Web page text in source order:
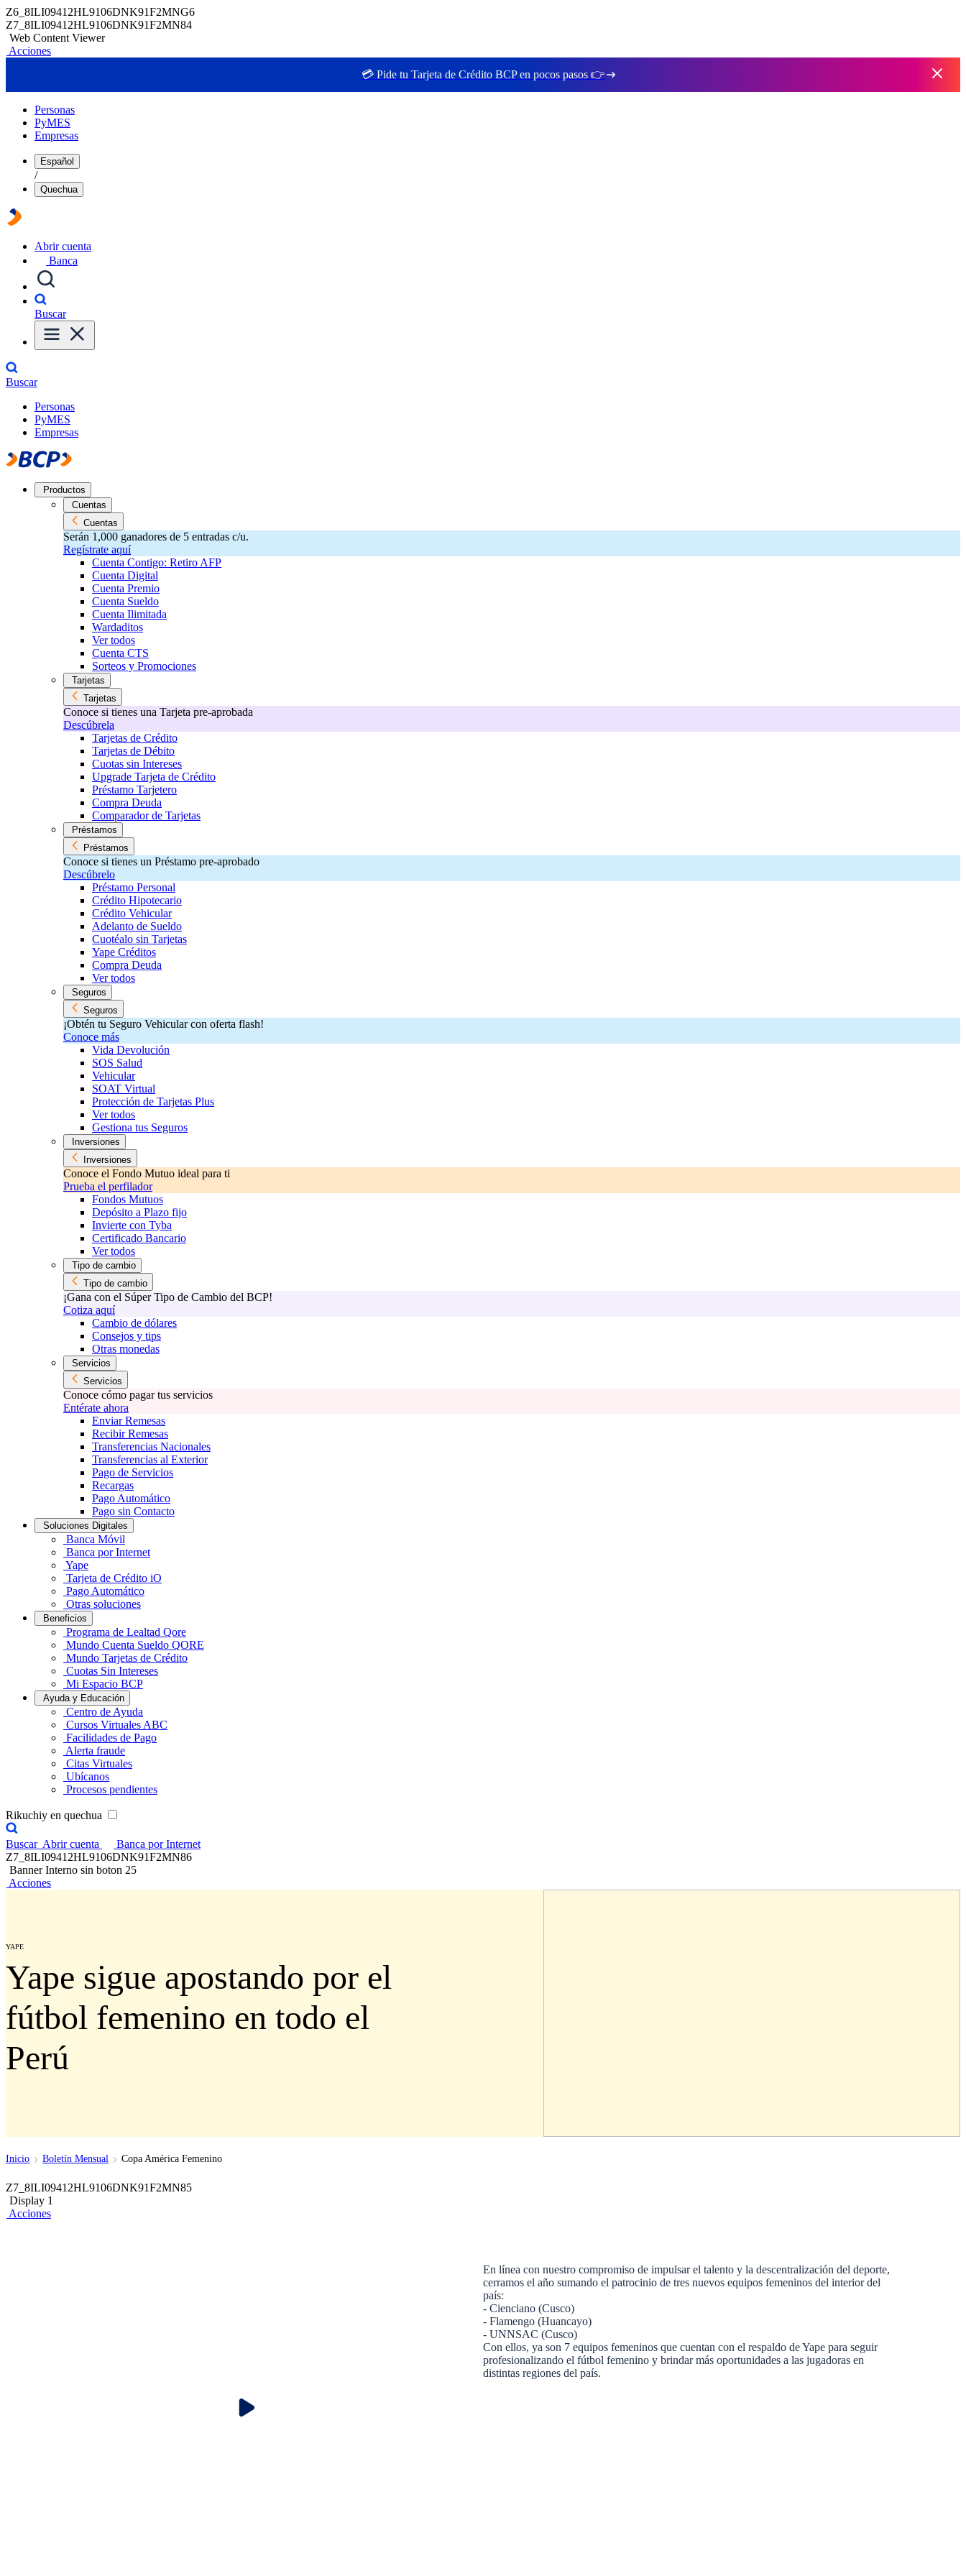
Z6_8ILI09412HL9106DNK91F2MNG6
Z7_8ILI09412HL9106DNK91F2MN84
Web Content Viewer
Acciones
💳 Pide tu Tarjeta de Crédito BCP en pocos pasos 👉
Personas
PyMES
Empresas
Español
/
Quechua
Abrir cuenta
Banca
Buscar
Buscar
Personas
PyMES
Empresas
Productos
Cuentas
Cuentas
Serán 1,000 ganadores de 5 entradas c/u.
Regístrate aquí
Cuenta Contigo: Retiro AFP
Cuenta Digital
Cuenta Premio
Cuenta Sueldo
Cuenta Ilimitada
Wardaditos
Ver todos
Cuenta CTS
Sorteos y Promociones
Tarjetas
Tarjetas
Conoce si tienes una Tarjeta pre-aprobada
Descúbrela
Tarjetas de Crédito
Tarjetas de Débito
Cuotas sin Intereses
Upgrade Tarjeta de Crédito
Préstamo Tarjetero
Compra Deuda
Comparador de Tarjetas
Préstamos
Préstamos
Conoce si tienes un Préstamo pre-aprobado
Descúbrelo
Préstamo Personal
Crédito Hipotecario
Crédito Vehicular
Adelanto de Sueldo
Cuotéalo sin Tarjetas
Yape Créditos
Compra Deuda
Ver todos
Seguros
Seguros
¡Obtén tu Seguro Vehicular con oferta flash!
Conoce más
Vida Devolución
SOS Salud
Vehicular
SOAT Virtual
Protección de Tarjetas Plus
Ver todos
Gestiona tus Seguros
Inversiones
Inversiones
Conoce el Fondo Mutuo ideal para ti
Prueba el perfilador
Fondos Mutuos
Depósito a Plazo fijo
Invierte con Tyba
Certificado Bancario
Ver todos
Tipo de cambio
Tipo de cambio
¡Gana con el Súper Tipo de Cambio del BCP!
Cotiza aquí
Cambio de dólares
Consejos y tips
Otras monedas
Servicios
Servicios
Conoce cómo pagar tus servicios
Entérate ahora
Enviar Remesas
Recibir Remesas
Transferencias Nacionales
Transferencias al Exterior
Pago de Servicios
Recargas
Pago Automático
Pago sin Contacto
Soluciones Digitales
Banca Móvil
Banca por Internet
Yape
Tarjeta de Crédito iO
Pago Automático
Otras soluciones
Beneficios
Programa de Lealtad Qore
Mundo Cuenta Sueldo QORE
Mundo Tarjetas de Crédito
Cuotas Sin Intereses
Mi Espacio BCP
Ayuda y Educación
Centro de Ayuda
Cursos Virtuales ABC
Facilidades de Pago
Alerta fraude
Citas Virtuales
Ubícanos
Procesos pendientes
Rikuchiy en quechua
Buscar Abrir cuenta
Banca por Internet
Z7_8ILI09412HL9106DNK91F2MN86
Banner Interno sin boton 25
Acciones
YAPE
Yape sigue apostando por el
fútbol femenino en todo el
Perú
Inicio Boletín Mensual Copa América Femenino
Z7_8ILI09412HL9106DNK91F2MN85
Display 1
Acciones
En línea con nuestro compromiso de impulsar el talento y la descentralización del deporte,
cerramos el año sumando el patrocinio de tres nuevos equipos femeninos del interior del
país:
- Cienciano (Cusco)
- ⁠Flamengo (Huancayo)
- ⁠UNNSAC (Cusco)
Con ellos, ya son 7 equipos femeninos que cuentan con el respaldo de Yape para seguir
profesionalizando el fútbol femenino y brindar más oportunidades a las jugadoras en
distintas regiones del país.